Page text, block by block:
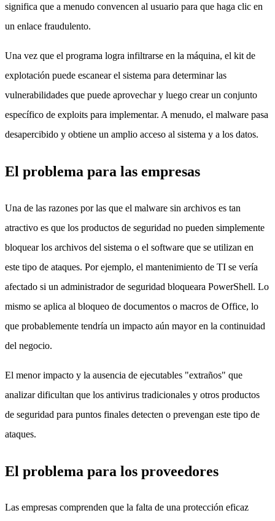
significa que a menudo convencen al usuario para que haga clic en
un enlace fraudulento.
Una vez que el programa logra infiltrarse en la máquina, el kit de
explotación puede escanear el sistema para determinar las
vulnerabilidades que puede aprovechar y luego crear un conjunto
específico de exploits para implementar. A menudo, el malware pasa
desapercibido y obtiene un amplio acceso al sistema y a los datos.
El problema para las empresas
Una de las razones por las que el malware sin archivos es tan
atractivo es que los productos de seguridad no pueden simplemente
bloquear los archivos del sistema o el software que se utilizan en
este tipo de ataques. Por ejemplo, el mantenimiento de TI se vería
afectado si un administrador de seguridad bloqueara PowerShell. Lo
mismo se aplica al bloqueo de documentos o macros de Office, lo
que probablemente tendría un impacto aún mayor en la continuidad
del negocio.
El menor impacto y la ausencia de ejecutables "extraños" que
analizar dificultan que los antivirus tradicionales y otros productos
de seguridad para puntos finales detecten o prevengan este tipo de
ataques.
El problema para los proveedores
Las empresas comprenden que la falta de una protección eficaz